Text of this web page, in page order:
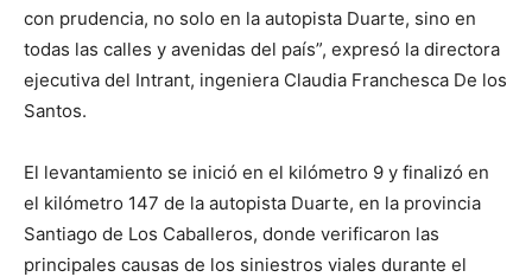
con prudencia, no solo en la autopista Duarte, sino en
todas las calles y avenidas del país”, expresó la directora
ejecutiva del Intrant, ingeniera Claudia Franchesca De los
Santos.
El levantamiento se inició en el kilómetro 9 y finalizó en
el kilómetro 147 de la autopista Duarte, en la provincia
Santiago de Los Caballeros, donde verificaron las
principales causas de los siniestros viales durante el